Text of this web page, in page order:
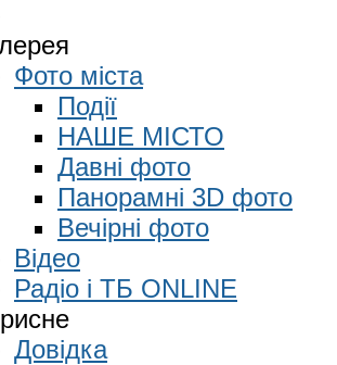
Фото міста
Події
НАШЕ МІСТО
Давні фото
Панорамні 3D фото
Вечірні фото
Відео
Радіо і ТБ ONLINE
Довідка